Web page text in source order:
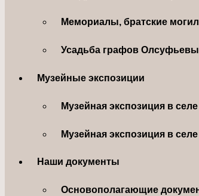
Мемориалы, братские
Усадьба графов
Музейные экспозиции
Музейная экспозиция в
Музейная экспозиция в
Наши документы
Основополагающие